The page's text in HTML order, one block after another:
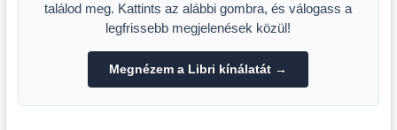
találod meg. Kattints az alábbi gombra, és válogass a
legfrissebb megjelenések közül!
Megnézem a Libri kínálatát →